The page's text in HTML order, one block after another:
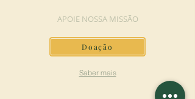
APOIE NOSSA MISSÃO
Doação
Saber mais